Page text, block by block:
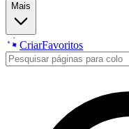
Mais
CriarFavoritos